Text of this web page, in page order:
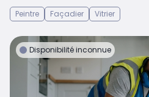
Peintre Façadier Vitrier
Disponibilité inconnue